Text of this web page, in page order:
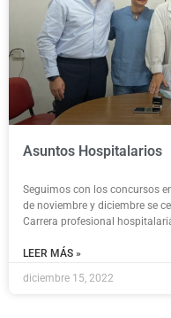
Asuntos Hospitalarios
Seguimos con los concursos
de noviembre y diciembre se
Carrera profesional
LEER MÁS »
diciembre 15, 2022